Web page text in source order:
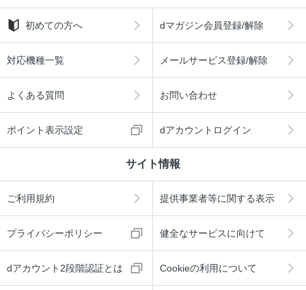
初めての方へ dマガジン会員登録/解除
対応機種一覧 メールサービス登録/解除
よくある質問 お問い合わせ
ポイント表示設定 dアカウントログイン
サイト情報
ご利用規約 提供事業者等に関する表示
プライバシーポリシー 健全なサービスに向けて
dアカウント2段階認証とは Cookieの利用について